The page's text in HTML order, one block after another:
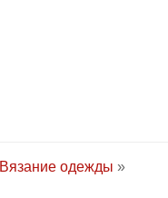
Вязание одежды »